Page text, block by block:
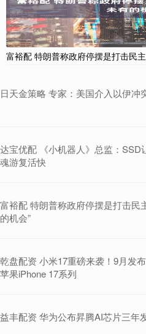
富裕配 特朗普称政府停摆是打击民
日天金策略 专家：美国介入以伊冲
达宝优配 《小机器人》总监：SSD
魂游复活快
富裕配 特朗普称政府停摆是打击民
的机会”
乾盘配资 小米17重磅来袭！9月发
苹果iPhone 17系列
益丰配资 华为公布昇腾AI芯片三年